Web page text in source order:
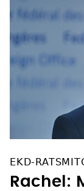
EKD-
Rachel: